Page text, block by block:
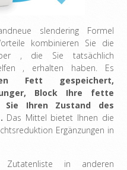
slendering Formel
kombinieren Sie die
, die Sie tatsächlich
, erhalten haben. Es
Fett gespeichert,
Block Ihre fette
Sie Ihren Zustand des
. Das Mittel bietet Ihnen die
Ergänzungen in
in anderen